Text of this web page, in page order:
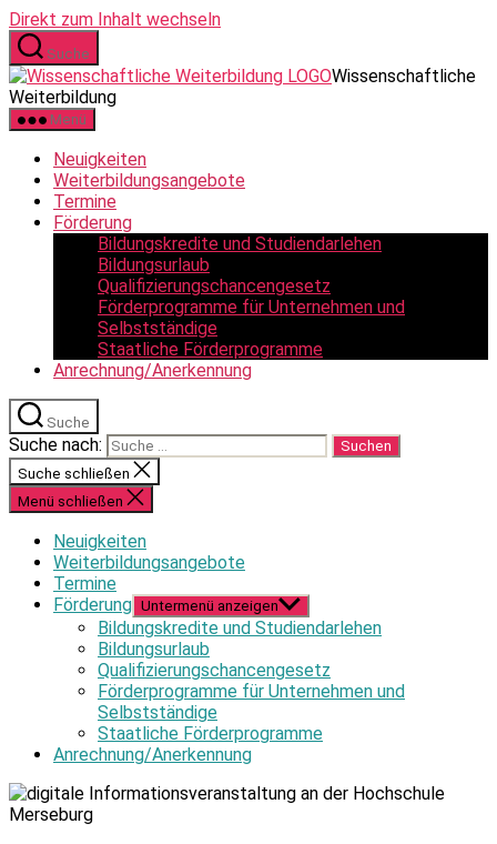
Direkt zum Inhalt wechseln
Suche
Wissenschaftliche
Weiterbildung
Menü
Neuigkeiten
Weiterbildungsangebote
Termine
Förderung
Bildungskredite und Studiendarlehen
Bildungsurlaub
Qualifizierungschancengesetz
Förderprogramme für Unternehmen und
Selbstständige
Staatliche Förderprogramme
Anrechnung/Anerkennung
Suche
Suche nach:
Suche schließen
Menü schließen
Neuigkeiten
Weiterbildungsangebote
Termine
Förderung Untermenü anzeigen
Bildungskredite und Studiendarlehen
Bildungsurlaub
Qualifizierungschancengesetz
Förderprogramme für Unternehmen und
Selbstständige
Staatliche Förderprogramme
Anrechnung/Anerkennung